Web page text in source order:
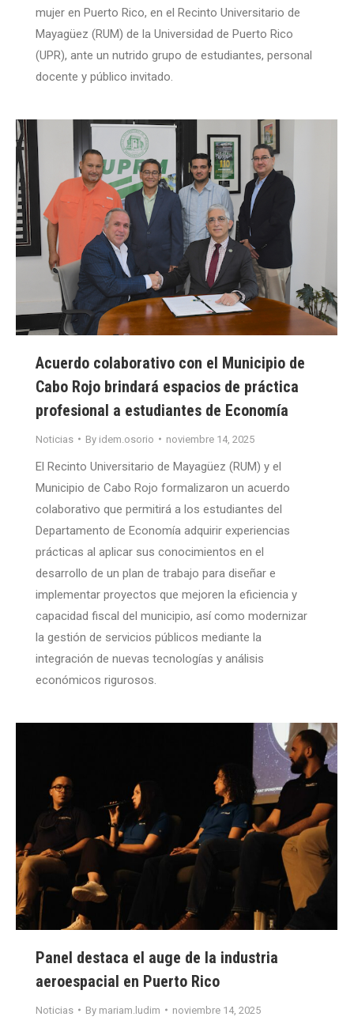
mujer en Puerto Rico, en el Recinto Universitario de
Mayagüez (RUM) de la Universidad de Puerto Rico
(UPR), ante un nutrido grupo de estudiantes, personal
docente y público invitado.
Acuerdo colaborativo con el Municipio de
Cabo Rojo brindará espacios de práctica
profesional a estudiantes de Economía
Noticias By idem.osorio noviembre 14, 2025
El Recinto Universitario de Mayagüez (RUM) y el
Municipio de Cabo Rojo formalizaron un acuerdo
colaborativo que permitirá a los estudiantes del
Departamento de Economía adquirir experiencias
prácticas al aplicar sus conocimientos en el
desarrollo de un plan de trabajo para diseñar e
implementar proyectos que mejoren la eficiencia y
capacidad fiscal del municipio, así como modernizar
la gestión de servicios públicos mediante la
integración de nuevas tecnologías y análisis
económicos rigurosos.
Panel destaca el auge de la industria
aeroespacial en Puerto Rico
Noticias By mariam.ludim noviembre 14, 2025